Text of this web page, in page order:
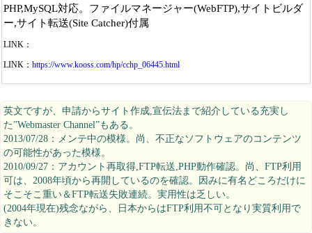
PHP,MySQL対応。ファイルマネージャー(WebFTP),サイトビルダ
ー,サイト転送(Site Catcher)付属
LINK：
LINK： https://www.kooss.com/hp/cchp_06445.html
英文ですが、申請からサイト作成,宣伝法まで紹介している充実し
た”Webmaster Channel”もある。
2013/07/28：メンテ中の模様。尚、不正なソフトウェアのコンテンツ
の可能性があった模様。
2010/09/27：アカウント再取得,FTP転送,PHP動作確認。尚、FTP利用
可は、2008年頃から再開しているのを確認。因みに有名どころだけに
そこそこ重い＆FTP転送失敗連続。実用性は乏しい。
(2004年現在)残念ながら、日本からはFTP利用不可となり実質利用で
きない。